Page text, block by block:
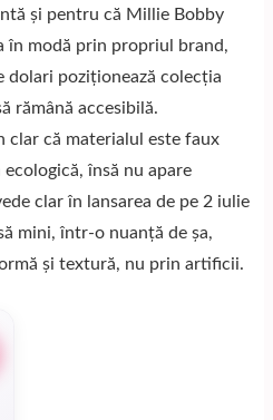
și pentru că Millie Bobby
în modă prin propriul brand,
dolari poziționează colecția
rămână accesibilă.
clar că materialul este faux
însă nu apare
clar în lansarea de pe 2 iulie
mini, într-o nuanță de șa,
și textură, nu prin artificii.